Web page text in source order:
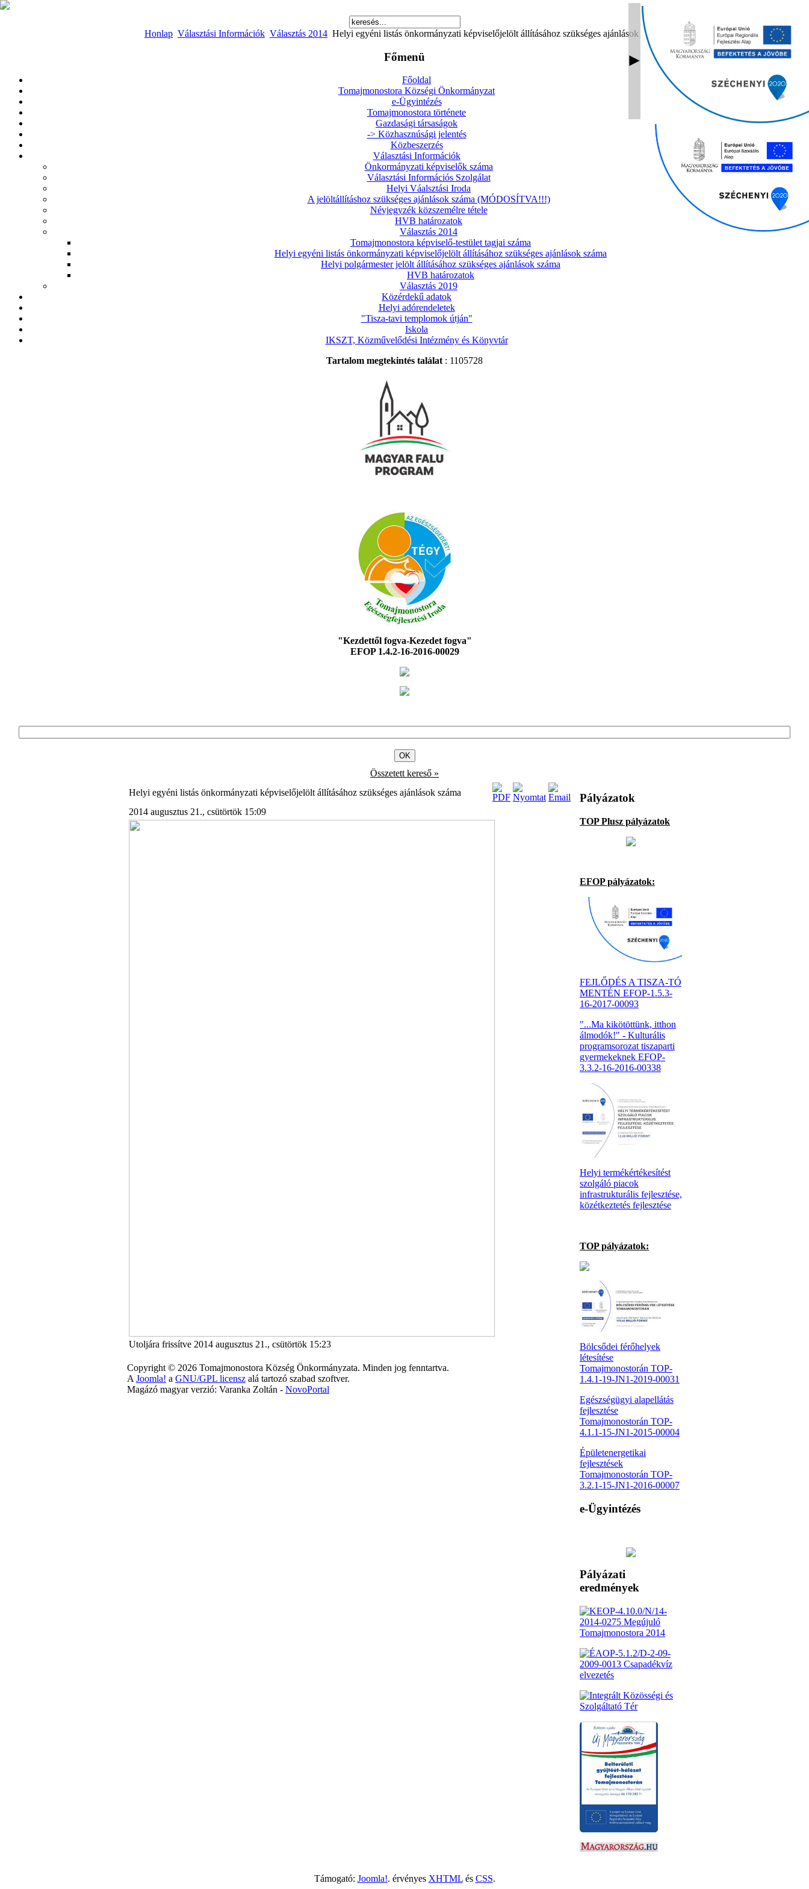
Honlap Választási Információk Választás 2014 Helyi egyéni listás önkormányzati képviselőjelölt állításához szükséges ajánlások száma
Főmenü
Főoldal
Tomajmonostora Községi Önkormányzat
e-Ügyintézés
Tomajmonostora története
Gazdasági társaságok
-> Közhasznúsági jelentés
Közbeszerzés
Választási Információk
Önkormányzati képviselők száma
Választási Információs Szolgálat
Helyi Váalsztási Iroda
A jelöltállításhoz szükséges ajánlások száma (MÓDOSÍTVA!!!)
Névjegyzék közszemélre tétele
HVB határozatok
Választás 2014
Tomajmonostora képviselő-testület tagjai száma
Helyi egyéni listás önkormányzati képviselőjelölt állításához szükséges ajánlások száma
Helyi polgármester jelölt állításához szükséges ajánlások száma
HVB határozatok
Választás 2019
Közérdekű adatok
Helyi adórendeletek
"Tisza-tavi templomok útján"
Iskola
IKSZT, Közművelődési Intézmény és Könyvtár
Tartalom megtekintés találat: 1105728
"Kezdettől fogva-Kezedet fogva"
EFOP 1.4.2-16-2016-00029
Összetett kereső »
Helyi egyéni listás önkormányzati képviselőjelölt állításához szükséges ajánlások száma
2014 augusztus 21., csütörtök 15:09
Utoljára frissítve 2014 augusztus 21., csütörtök 15:23
Copyright © 2026 Tomajmonostora Község Önkormányzata. Minden jog fenntartva.
A Joomla! a GNU/GPL licensz alá tartozó szabad szoftver.
Magázó magyar verzió: Varanka Zoltán - NovoPortal
Pályázatok
TOP Plusz pályázatok
EFOP pályázatok:
FEJLŐDÉS A TISZA-TÓ
MENTÉN EFOP-1.5.3-
16-2017-00093
"...Ma kikötöttünk, itthon
álmodók!" - Kulturális
programsorozat tiszaparti
gyermekeknek EFOP-
3.3.2-16-2016-00338
Helyi termékértékesítést
szolgáló piacok
infrastrukturális fejlesztése,
közétkeztetés fejlesztése
TOP pályázatok:
Bölcsődei férőhelyek
létesítése
Tomajmonostorán TOP-
1.4.1-19-JN1-2019-00031
Egészségügyi alapellátás
fejlesztése
Tomajmonostorán TOP-
4.1.1-15-JN1-2015-00004
Épületenergetikai
fejlesztések
Tomajmonostorán TOP-
3.2.1-15-JN1-2016-00007
e-Ügyintézés
Pályázati
eredmények
Támogató: Joomla!. érvényes XHTMLés CSS.